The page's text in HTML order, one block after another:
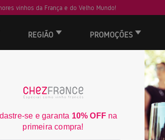
vinhos da França e do Velho Mundo!
REGIÃO PROMOÇÕES
— DIA DOS
QUEM ENSINOU OS
Bordeaux, Châteauneuf-du-Pape,
dos mais prestigiados terroirs da França
seus rótulos com 30% na compra unitária
se e garanta 10% OFF na
primeira compra!